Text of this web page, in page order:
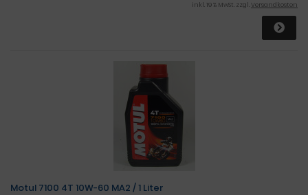
inkl. 19 % MwSt. zzgl.Versandkosten
Motul 7100 4T 10W-60 MA2 / 1 Liter